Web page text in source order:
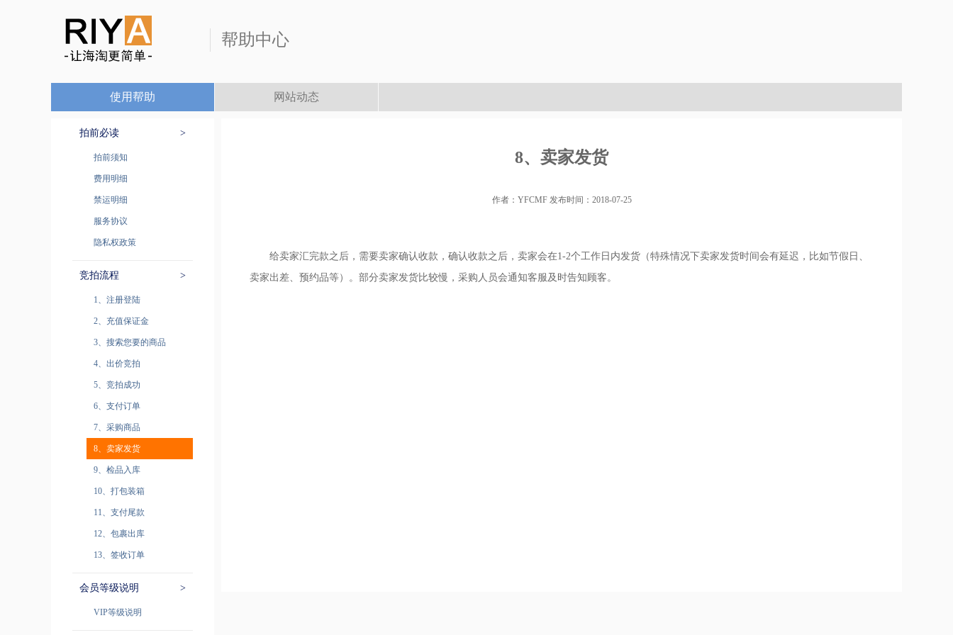
帮助中心
使用帮助 网站动态
拍前必读 >
拍前须知
费用明细
禁运明细
服务协议
隐私权政策
竞拍流程 >
1、注册登陆
2、充值保证金
3、搜索您要的商品
4、出价竞拍
5、竞拍成功
6、支付订单
7、采购商品
8、卖家发货
9、检品入库
10、打包装箱
11、支付尾款
12、包裹出库
13、签收订单
会员等级说明 >
VIP等级说明
8、卖家发货
作者：YFCMF 发布时间：2018-07-25
给卖家汇完款之后，需要卖家确认收款，确认收款之后，卖家会在1-2个工作日内发货（特殊情况下卖家发货时间会有延迟，比如节假日、
卖家出差、预约品等）。部分卖家发货比较慢，采购人员会通知客服及时告知顾客。